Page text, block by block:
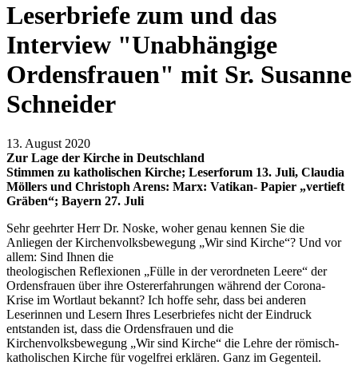
Leserbriefe zum und das
Interview "Unabhängige
Ordensfrauen" mit Sr. Susanne
Schneider
13. August 2020
Zur Lage der Kirche in Deutschland
Stimmen zu katholischen Kirche; Leserforum 13. Juli, Claudia
Möllers und Christoph Arens: Marx: Vatikan- Papier „vertieft
Gräben“; Bayern 27. Juli
Sehr geehrter Herr Dr. Noske, woher genau kennen Sie die
Anliegen der Kirchenvolksbewegung „Wir sind Kirche“? Und vor
allem: Sind Ihnen die
theologischen Reflexionen „Fülle in der verordneten Leere“ der
Ordensfrauen über ihre Ostererfahrungen während der Corona-
Krise im Wortlaut bekannt? Ich hoffe sehr, dass bei anderen
Leserinnen und Lesern Ihres Leserbriefes nicht der Eindruck
entstanden ist, dass die Ordensfrauen und die
Kirchenvolksbewegung „Wir sind Kirche“ die Lehre der römisch-
katholischen Kirche für vogelfrei erklären. Ganz im Gegenteil.